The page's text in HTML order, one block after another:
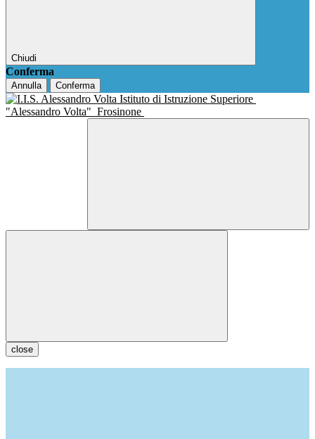
Chiudi
Conferma
Annulla Conferma
Istituto di Istruzione Superiore
"Alessandro Volta" Frosinone
close